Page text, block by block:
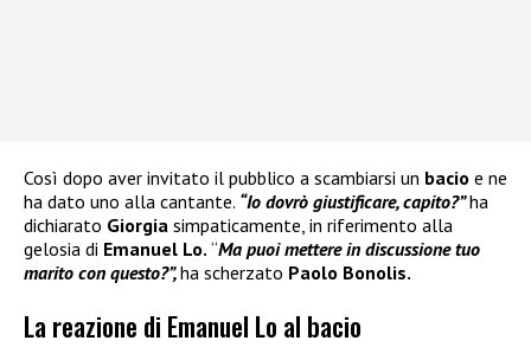
Così dopo aver invitato il pubblico a scambiarsi un bacio e ne
ha dato uno alla cantante. “Io dovrò giustificare, capito?”ha
dichiarato Giorgia simpaticamente, in riferimento alla
gelosia di Emanuel Lo. “Ma puoi mettere in discussione tuo
marito con questo?”,ha scherzato Paolo Bonolis.
La reazione di Emanuel Lo al bacio